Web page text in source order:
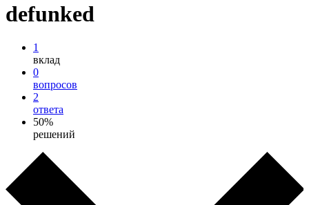
defunked
1
вклад
0
вопросов
2
ответа
50%
решений